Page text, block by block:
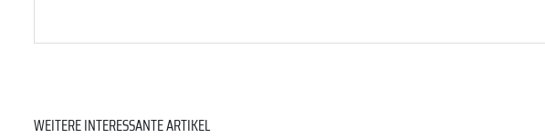
WEITERE INTERESSANTE ARTIKEL